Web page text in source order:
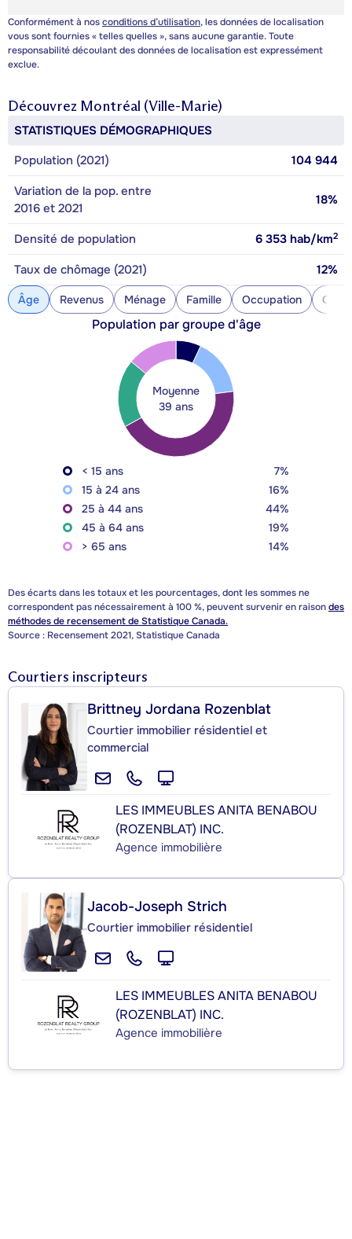
Conformément à nosconditions d’utilisation, les données de localisation
vous sont fournies « telles quelles », sans aucune garantie. Toute
responsabilité découlant des données de localisation est expressément
exclue.
Découvrez Montréal (Ville-Marie)
STATISTIQUES DÉMOGRAPHIQUES
Population (2021)
104 944
Variation de la pop. entre
2016 et 2021
18%
Densité de population 6 353 hab/km2
Taux de chômage (2021) 12%
Âge Revenus Ménage Famille Occupation
Population par groupe d'âge
Moyenne
39 ans
< 15 ans
7%
15 à 24 ans
16%
25 à 44 ans
44%
45 à 64 ans
19%
> 65 ans
14%
Des écarts dans les totaux et les pourcentages, dont les sommes ne
correspondent pas nécessairement à 100 %, peuvent survenir en raisondes
méthodes de recensement de Statistique Canada.
Source : Recensement 2021, Statistique Canada
Courtiers inscripteurs
Brittney Jordana Rozenblat
Courtier immobilier résidentiel et
commercial
LES IMMEUBLES ANITA BENABOU
(ROZENBLAT) INC.
Agence immobilière
Jacob-Joseph Strich
Courtier immobilier résidentiel
LES IMMEUBLES ANITA BENABOU
(ROZENBLAT) INC.
Agence immobilière